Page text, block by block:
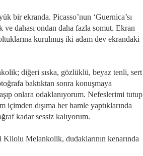
bir ekranda. Picasso’nun ‘Guernica’sı
dahası ondan daha fazla somut. Ekran
kurulmuş iki adam dev ekrandaki
diğeri sıska, gözlüklü, beyaz tenli, sert
baktıktan sonra konuşmaya
onlara odaklanıyorum. Nefeslerimi tutup
dışıma her hamle yaptıklarında
kadar sessiz kalıyorum.
Melankolik, dudaklarının kenarında